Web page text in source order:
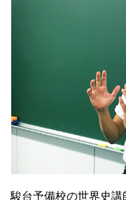
駿台予備校の世界史